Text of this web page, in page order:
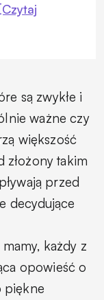
są zwykłe i
ważne czy
większość
złożony takim
przed
decydujące
każdy z
opowieść o
piękne